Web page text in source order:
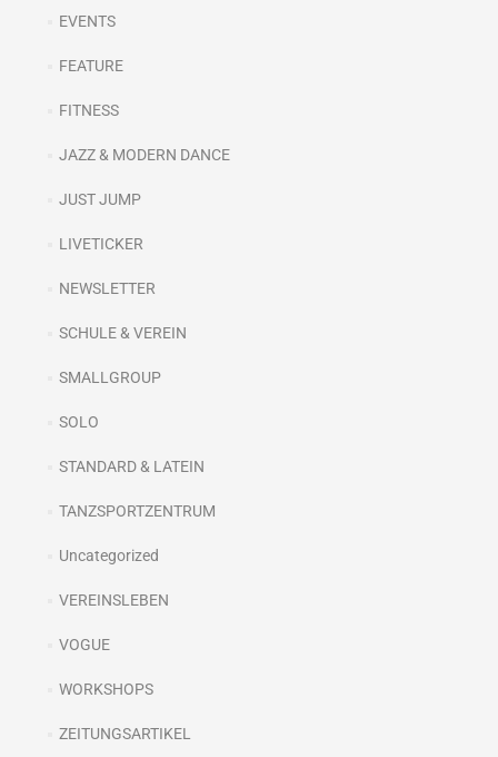
EVENTS
FEATURE
FITNESS
JAZZ & MODERN DANCE
JUST JUMP
LIVETICKER
NEWSLETTER
SCHULE & VEREIN
SMALLGROUP
SOLO
STANDARD & LATEIN
TANZSPORTZENTRUM
Uncategorized
VEREINSLEBEN
VOGUE
WORKSHOPS
ZEITUNGSARTIKEL